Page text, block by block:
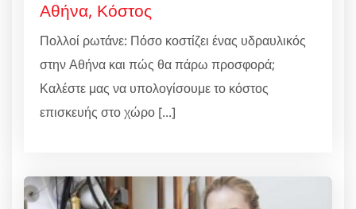
Αθήνα, Κόστος
Πολλοί ρωτάνε: Πόσο κοστίζει ένας υδραυλικός
στην Αθήνα και πώς θα πάρω προσφορά;
Καλέστε μας να υπολογίσουμε το κόστος
επισκευής στο χώρο [...]